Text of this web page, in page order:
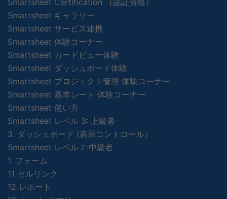
Smartsheet ギャラリー
Smartsheet サービス連携
Smartsheet 体験コーナー
Smartsheet カードビュー体験
Smartsheet ダッシュボード体験
Smartsheet プロジェクト管理 体験コーナー
Smartsheet 基本シート 体験コーナー
Smartsheet 使い方
Smartsheet レベル 3: 上級者
3. ダッシュボード (表示コントロール）
Smartsheet レベル２:中級者
1. フォーム
11 セルリンク
12 レポート